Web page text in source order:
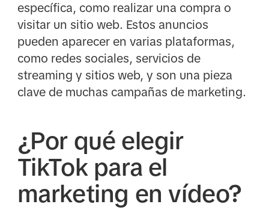
específica, como realizar una compra o
visitar un sitio web. Estos anuncios
pueden aparecer en varias plataformas,
como redes sociales, servicios de
streaming y sitios web, y son una pieza
clave de muchas campañas de marketing.
¿Por qué elegir
TikTok para el
marketing en vídeo?